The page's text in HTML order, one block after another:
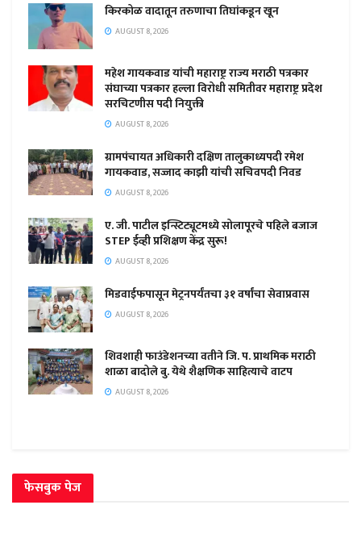
किरकोळ वादातून तरुणाचा तिघांकडून खून
AUGUST 8, 2026
महेश गायकवाड यांची महाराष्ट्र राज्य मराठी पत्रकार
संघाच्या पत्रकार हल्ला विरोधी समितीवर महाराष्ट्र प्रदेश
सरचिटणीस पदी नियुक्ती
AUGUST 8, 2026
ग्रामपंचायत अधिकारी दक्षिण तालुकाध्यपदी रमेश
गायकवाड, सज्जाद काझी यांची सचिवपदी निवड
AUGUST 8, 2026
ए. जी. पाटील इन्स्टिट्यूटमध्ये सोलापूरचे पहिले बजाज
STEP ईव्ही प्रशिक्षण केंद्र सुरू!
AUGUST 8, 2026
मिडवाईफपासून मेट्रनपर्यंतचा ३१ वर्षांचा सेवाप्रवास
AUGUST 8, 2026
शिवशाही फाउंडेशनच्या वतीने जि. प. प्राथमिक मराठी
शाळा बादोले बु. येथे शैक्षणिक साहित्याचे वाटप
AUGUST 8, 2026
फेसबुक पेज